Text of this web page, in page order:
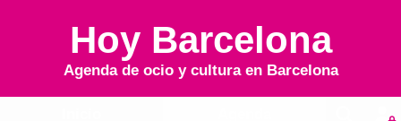
Hoy Barcelona
Agenda de ocio y cultura en Barcelona